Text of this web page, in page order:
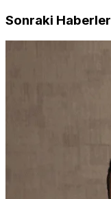
Sonraki Haberler